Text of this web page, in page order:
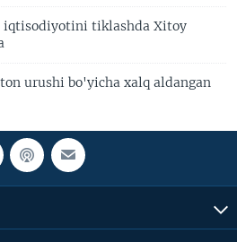
iqtisodiyotini tiklashda Xitoy
urushi bo'yicha xalq aldangan